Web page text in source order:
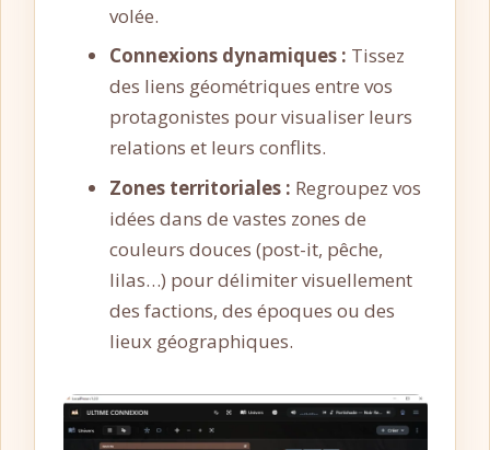
volée.
Connexions dynamiques : Tissez
des liens géométriques entre vos
protagonistes pour visualiser leurs
relations et leurs conflits.
Zones territoriales : Regroupez vos
idées dans de vastes zones de
couleurs douces (post-it, pêche,
lilas…) pour délimiter visuellement
des factions, des époques ou des
lieux géographiques.